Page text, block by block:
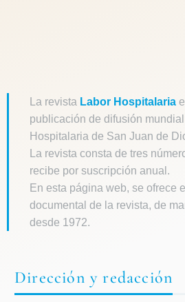
La revista Labor Hospitalaria
publicación de difusión
Hospitalaria de San Juan de
La revista consta de tres
recibe por suscripción anual.
En esta página web, se ofrece
documental de la revista, de
desde 1972.
Dirección y redacción